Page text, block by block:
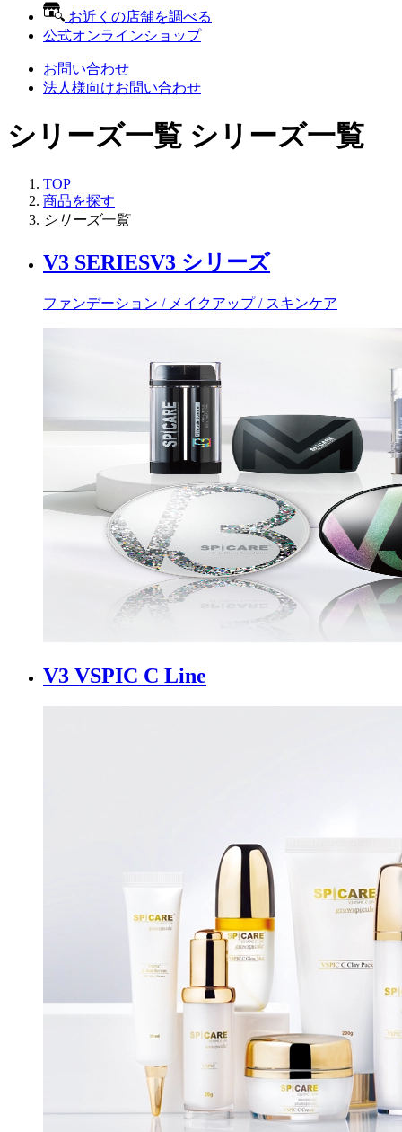
お近くの店舗を調べる
公式オンラインショップ
お問い合わせ
法人様向けお問い合わせ
シリーズ一覧 シリーズ一覧
TOP
商品を探す
シリーズ一覧
V3 SERIESV3 シリーズ
ファンデーション / メイクアップ / スキンケア
V3 VSPIC C Line